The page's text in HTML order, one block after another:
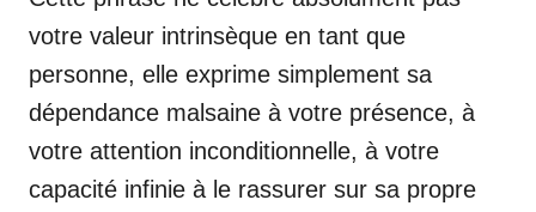
votre valeur intrinsèque en tant que
personne, elle exprime simplement sa
dépendance malsaine à votre présence, à
votre attention inconditionnelle, à votre
capacité infinie à le rassurer sur sa propre